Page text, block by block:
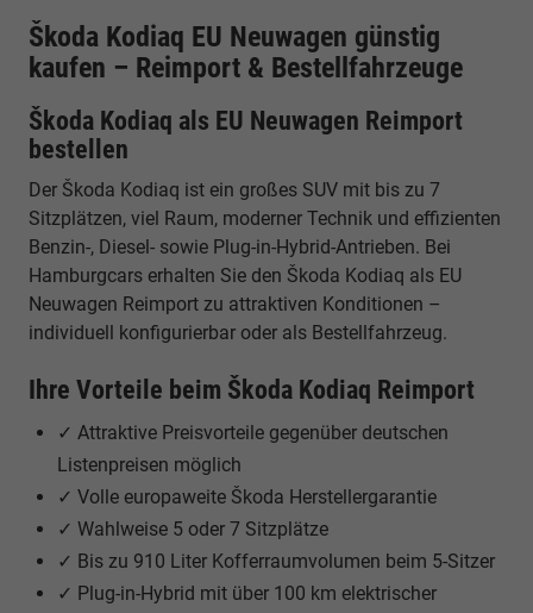
Škoda Kodiaq EU Neuwagen günstig
kaufen – Reimport & Bestellfahrzeuge
Škoda Kodiaq als EU Neuwagen Reimport
bestellen
Der Škoda Kodiaq ist ein großes SUV mit bis zu 7
Sitzplätzen, viel Raum, moderner Technik und effizienten
Benzin-, Diesel- sowie Plug-in-Hybrid-Antrieben. Bei
Hamburgcars erhalten Sie den Škoda Kodiaq als EU
Neuwagen Reimport zu attraktiven Konditionen –
individuell konfigurierbar oder als Bestellfahrzeug.
Ihre Vorteile beim Škoda Kodiaq Reimport
✓ Attraktive Preisvorteile gegenüber deutschen
Listenpreisen möglich
✓ Volle europaweite Škoda Herstellergarantie
✓ Wahlweise 5 oder 7 Sitzplätze
✓ Bis zu 910 Liter Kofferraumvolumen beim 5-Sitzer
✓ Plug-in-Hybrid mit über 100 km elektrischer